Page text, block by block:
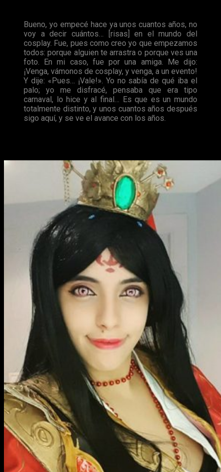
Bueno, yo empecé hace ya unos cuantos años, no
voy a decir cuántos… [risas] en el mundo del
cosplay. Fue, pues como creo yo que empezamos
todos: porque alguien te arrastra o porque ves una
foto. En mi caso, fue por una amiga. Me dijo:
¡Venga, vámonos de cosplay, y venga, a un evento!
Y dije: «Pues… ¡Vale!». Yo no sabía de qué iba el
palo; yo me disfracé, pensaba que era tipo
carnaval, lo hice y al final… Es que es un mundo
totalmente distinto, y unos cuantos años después
sigo aquí, y se ve el avance con los años.